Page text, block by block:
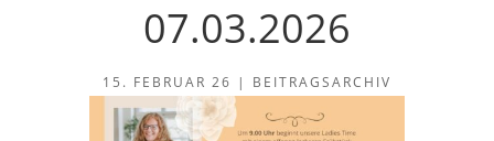
07.03.2026
15. FEBRUAR 26 | BEITRAGSARCHIV